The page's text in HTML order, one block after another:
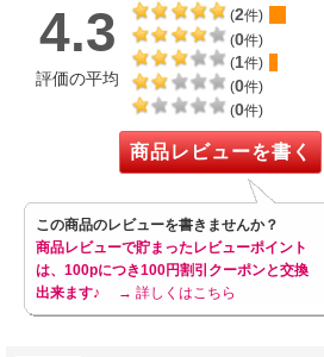
4.3
評価の平均
(2件)
(0件)
(1件)
(0件)
(0件)
商品レビューを書く
この商品のレビューを書きませんか？
商品レビューで貯まったレビューポイント
は、100pにつき100円割引クーポンと交換
出来ます♪
→ 詳しくはこちら